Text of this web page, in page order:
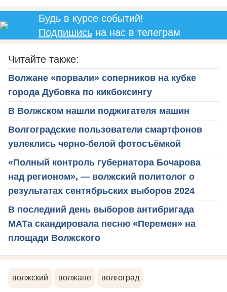
Будь в курсе событий!
Подпишисьна нас в телеграм
Читайте также:
Волжане «порвали» соперников на кубке
города Дубовка по кикбоксингу
В Волжском нашли поджигателя машин
Волгоградские пользователи смартфонов
увлеклись черно-белой фотосъёмкой
«Полный контроль губернатора Бочарова
над регионом», — волжский политолог о
результатах сентябрьских выборов 2024
В последний день выборов антибригада
МАТа скандировала песню «Перемен» на
площади Волжского
волжский волжане волгоград